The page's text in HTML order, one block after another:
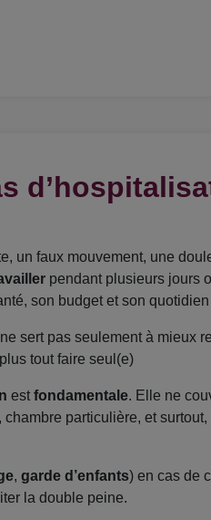
un faux mouvement, une
pendant plusieurs jours
son budget et son
sert pas seulement à mieux
tout faire seul(e)
est fondamentale. Elle ne
particulière, et
, garde d’enfants) en cas de
la double peine.